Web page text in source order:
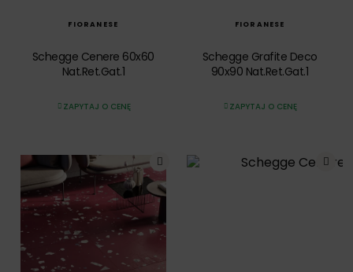
FIORANESE
Schegge Cenere 60x60
Nat.Ret.Gat.1
ZAPYTAJ O CENĘ
FIORANESE
Schegge Grafite Deco
90x90 Nat.Ret.Gat.1
ZAPYTAJ O CENĘ